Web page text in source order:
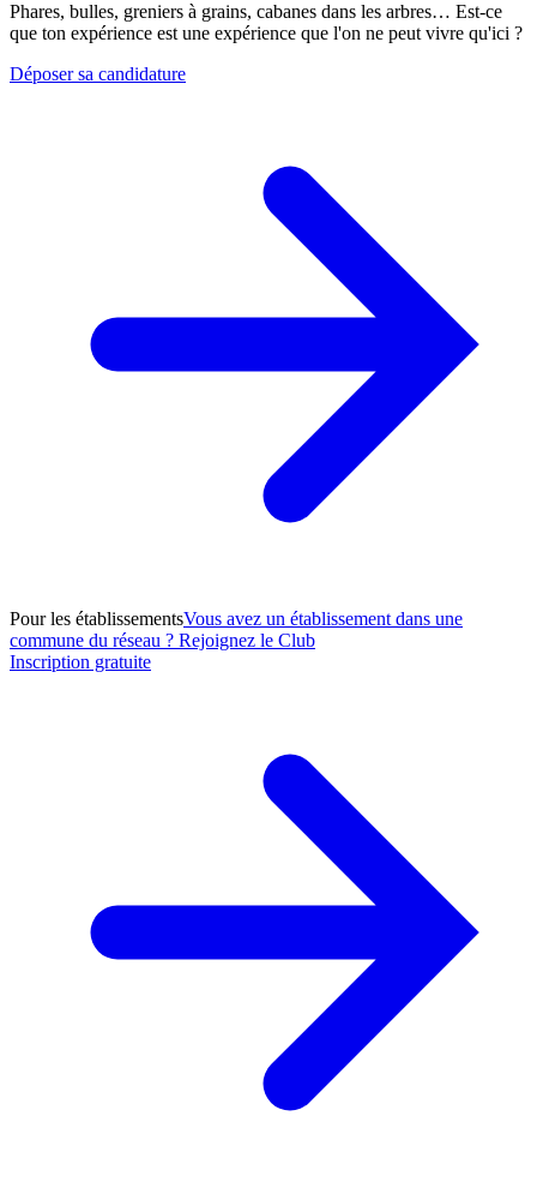
Phares, bulles, greniers à grains, cabanes dans les arbres… Est-ce
que ton expérience est une expérience que l'on ne peut vivre qu'ici ?
Déposer sa candidature
Pour les établissementsVous avez un établissement dans une
commune du réseau ? Rejoignez le Club
Inscription gratuite